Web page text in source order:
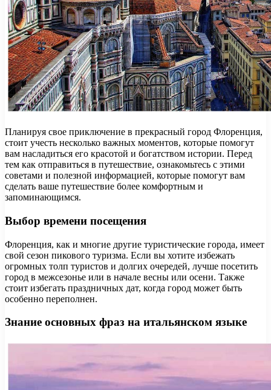
Планируя свое приключение в прекрасный город Флоренция,
стоит учесть несколько важных моментов, которые помогут
вам насладиться его красотой и богатством истории. Перед
тем как отправиться в путешествие, ознакомьтесь с этими
советами и полезной информацией, которые помогут вам
сделать ваше путешествие более комфортным и
запоминающимся.
Выбор времени посещения
Флоренция, как и многие другие туристические города, имеет
свой сезон пикового туризма. Если вы хотите избежать
огромных толп туристов и долгих очередей, лучше посетить
город в межсезонье или в начале весны или осени. Также
стоит избегать праздничных дат, когда город может быть
особенно переполнен.
Знание основных фраз на итальянском языке